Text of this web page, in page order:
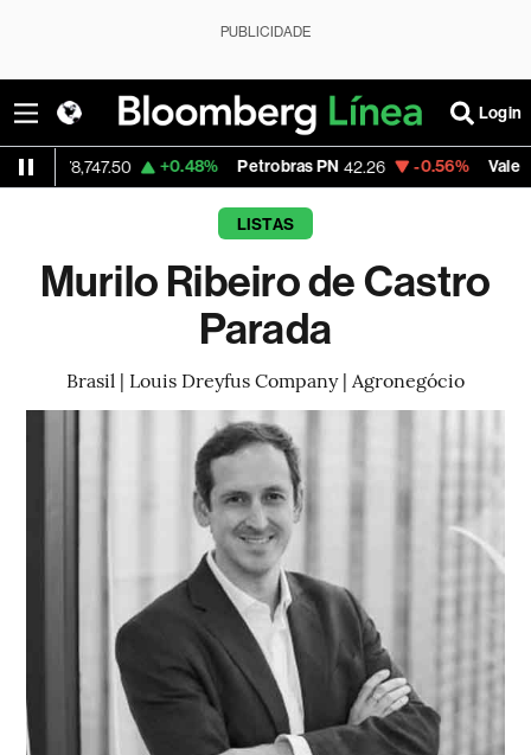
PUBLICIDADE
Login
+0.48% Petrobras PN 42.26 -0.56% Vale ON 76.38
LISTAS
Murilo Ribeiro de Castro
Parada
Brasil | Louis Dreyfus Company | Agronegócio